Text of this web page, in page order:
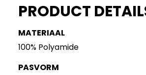
PRODUCT
MATERIAAL
100% Polyamide
PASVORM